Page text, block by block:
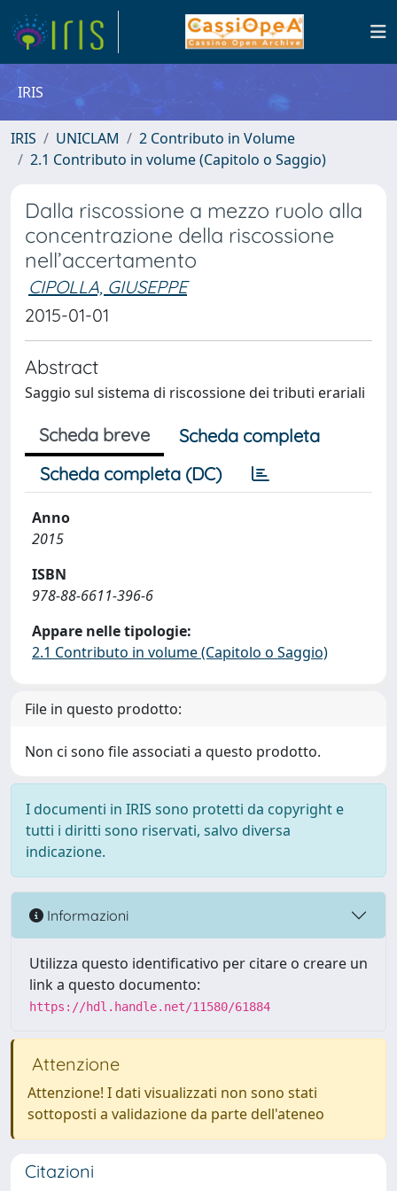
IRIS
IRIS UNICLAM
2 Contributo in Volume
2.1 Contributo in volume (Capitolo o Saggio)
Dalla riscossione a mezzo ruolo alla
concentrazione della riscossione
nell’accertamento
CIPOLLA, GIUSEPPE
2015-01-01
Abstract
Saggio sul sistema di riscossione dei tributi erariali
Scheda breve
Scheda completa
Scheda completa (DC)
Anno
2015
ISBN
978-88-6611-396-6
Appare nelle tipologie:
2.1 Contributo in volume (Capitolo o Saggio)
File in questo prodotto:
Non ci sono file associati a questo prodotto.
I documenti in IRIS sono protetti da copyright e
tutti i diritti sono riservati, salvo diversa
indicazione.
Informazioni
Utilizza questo identificativo per citare o creare un
link a questo documento:
https://hdl.handle.net/11580/61884
Attenzione
Attenzione! I dati visualizzati non sono stati
sottoposti a validazione da parte dell'ateneo
Citazioni